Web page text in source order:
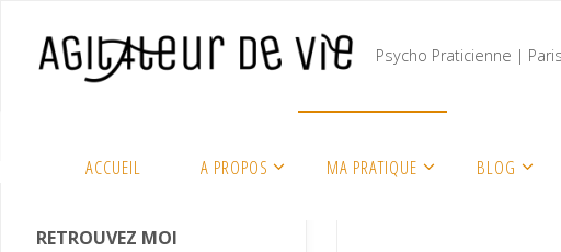
Psycho Praticienne |
ACCUEIL A PROPOS MA PRATIQUE BLOG
RETROUVEZ MOI